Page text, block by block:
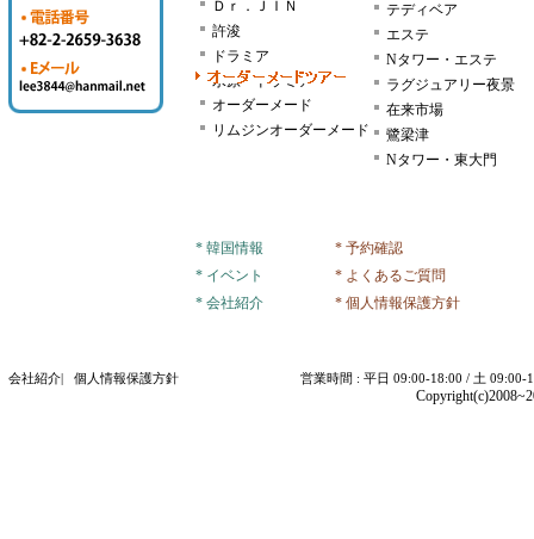
Ｄｒ．ＪＩＮ
許浚
ドラミア
水原・ドラミア
テディベア
エステ
Nタワー・エステ
ラグジュアリー夜景
在来市場
鷺梁津
Nタワー・東大門
オーダーメード
リムジンオーダーメード
* 韓国情報
* イベント
* 会社紹介
* 予約確認
* よくあるご質問
* 個人情報保護方針
会社紹介| 個人情報保護方針 営業時間 : 平日 09:00-18:00 / 土